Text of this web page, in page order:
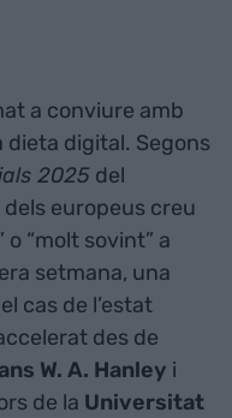
a conviure amb
dieta digital. Segons
2025 del
dels europeus creu
“molt sovint” a
setmana, una
cas de l’estat
des de
W. A. Hanley i
de la Universitat